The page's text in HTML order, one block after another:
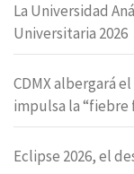
La Universidad
Universitaria 2026
CDMX albergará
impulsa la “fiebre
Eclipse 2026, el